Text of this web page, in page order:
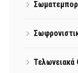
Τελωνειακά